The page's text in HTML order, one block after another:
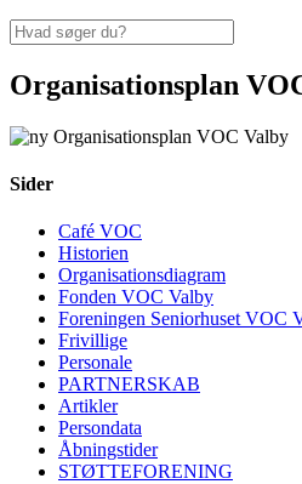
Organisationsplan
Sider
Café VOC
Historien
Organisationsdiagram
Fonden VOC Valby
Foreningen Seniorhuset VOC
Frivillige
Personale
PARTNERSKAB
Artikler
Persondata
Åbningstider
STØTTEFORENING